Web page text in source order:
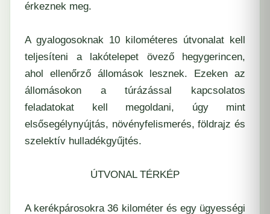
érkeznek meg.
A gyalogosoknak 10 kilométeres útvonalat kell
teljesíteni a lakótelepet övező hegygerincen,
ahol ellenőrző állomások lesznek. Ezeken az
állomásokon a túrázással kapcsolatos
feladatokat kell megoldani, úgy mint
elsősegélynyújtás, növényfelismerés, földrajz és
szelektív hulladékgyűjtés.
ÚTVONAL TÉRKÉP
A kerékpárosokra 36 kilométer és egy ügyességi